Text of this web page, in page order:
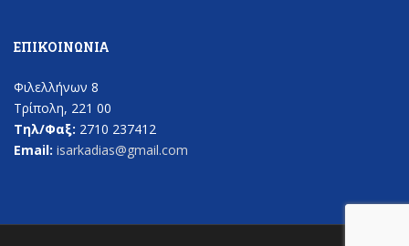
ΕΠΙΚΟΙΝΩΝΊΑ
Φιλελλήνων 8
Τρίπολη, 221 00
Τηλ/Φαξ: 2710 237412
Email: isarkadias@gmail.com